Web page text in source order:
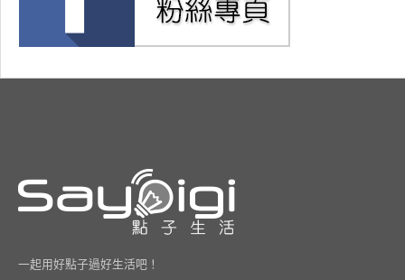
一起用好點子過好生活吧！